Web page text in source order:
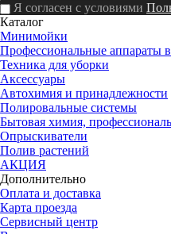
Я согласен с условиями
Каталог
Минимойки
Профессиональные аппараты
Техника для уборки
Аксессуары
Автохимия и принадлежности
Полировальные системы
Бытовая химия,
Опрыскиватели
Полив растений
АКЦИЯ
Дополнительно
Оплата и доставка
Карта проезда
Сервисный центр